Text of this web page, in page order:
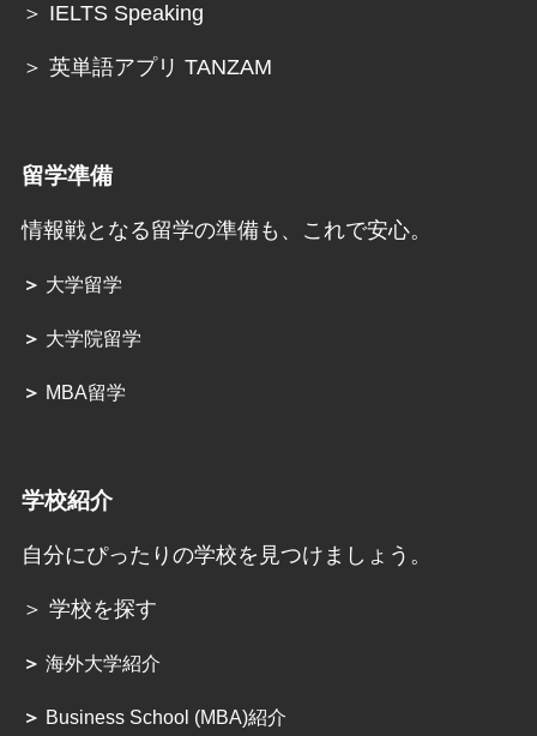
＞ IELTS Speaking
＞ 英単語アプリ TANZAM
留学準備
情報戦となる留学の準備も、これで安心。
＞ 大学留学
＞ 大学院留学
＞ MBA留学
学校紹介
自分にぴったりの学校を見つけましょう。
＞ 学校を探す
＞ 海外大学紹介
＞ Business School (MBA)紹介